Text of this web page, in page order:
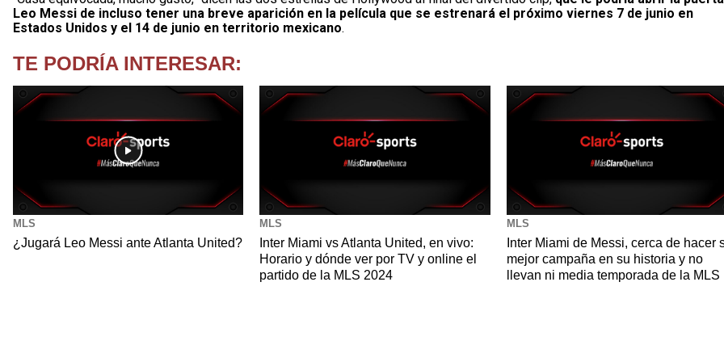
Leo Messi de incluso tener una breve aparición en la película que se estrenará el próximo viernes 7 de junio en
Estados Unidos y el 14 de junio en territorio mexicano.
TE PODRÍA INTERESAR:
MLS
¿Jugará Leo Messi ante Atlanta United?
MLS
Inter Miami vs Atlanta United, en vivo:
Horario y dónde ver por TV y online el
partido de la MLS 2024
MLS
Inter Miami de Messi, cerca de hacer
mejor campaña en su historia y no
llevan ni media temporada de la MLS